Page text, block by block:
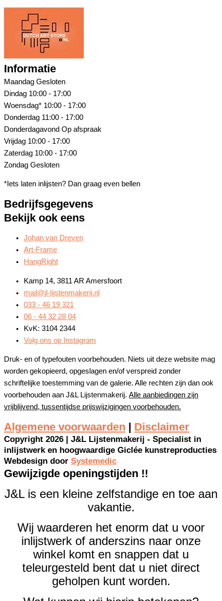
Informatie
Maandag Gesloten
Dindag 10:00 - 17:00
Woensdag* 10:00 - 17:00
Donderdag 11:00 - 17:00
Donderdagavond Op afspraak
Vrijdag 10:00 - 17:00
Zaterdag 10:00 - 17:00
Zondag Gesloten
*Iets laten inlijsten? Dan graag even bellen
Bedrijfsgegevens
Bekijk ook eens
Johan van Dreven
Art-Frame
HangRight
Kamp 14, 3811 AR Amersfoort
mail@jl-lijstenmakerij.nl
033 - 46 19 321
06 - 44 32 28 04
KvK: 3104 2344
Volg ons op Instagram
Druk- en of typefouten voorbehouden. Niets uit deze website mag
worden gekopieerd, opgeslagen en/of verspreid zonder
schriftelijke toestemming van de galerie. Alle rechten zijn dan ook
voorbehouden aan J&L Lijstenmakerij. Alle aanbiedingen zijn
vrijblijvend, tussentijdse prijswijzigingen voorbehouden.
Algemene voorwaarden | Disclaimer
Copyright 2026 | J&L Lijstenmakerij - Specialist in
inlijstwerk en hoogwaardige Giclée kunstreproducties
Webdesign door Systemedic
Gewijzigde openingstijden !!
J&L is een kleine zelfstandige en toe aan
vakantie.
Wij waarderen het enorm dat u voor
inlijstwerk of anderszins naar onze
winkel komt en snappen dat u
teleurgesteld bent dat u niet direct
geholpen kunt worden.